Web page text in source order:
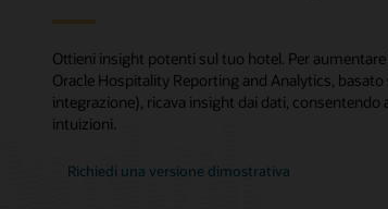
Ottieni insight potenti sul tuo hotel. Per
Oracle Hospitality Reporting and Analytics,
integrazione), ricava insight dai dati, consentendo
intuizioni.
Richiedi una versione dimostrativa